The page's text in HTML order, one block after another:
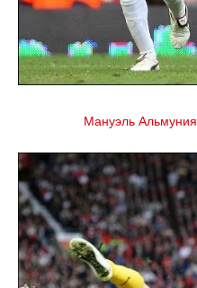
Мануэль Альмуния